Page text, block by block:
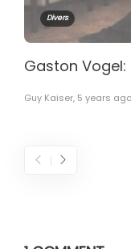
Divers
Gaston Vogel:
Guy Kaiser, 5 years ago